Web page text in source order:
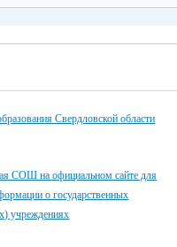
Свердловской области
СОШ на официальном сайте для
о государственных
учреждениях